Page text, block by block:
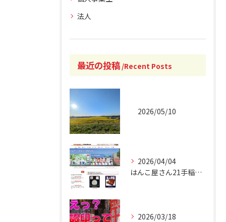
法人
最近の投稿 Recent Posts
2026/05/10
2026/04/04
はんこ屋さん21手稲駅南口店 オフィシャルホームページリニュ...
2026/03/18